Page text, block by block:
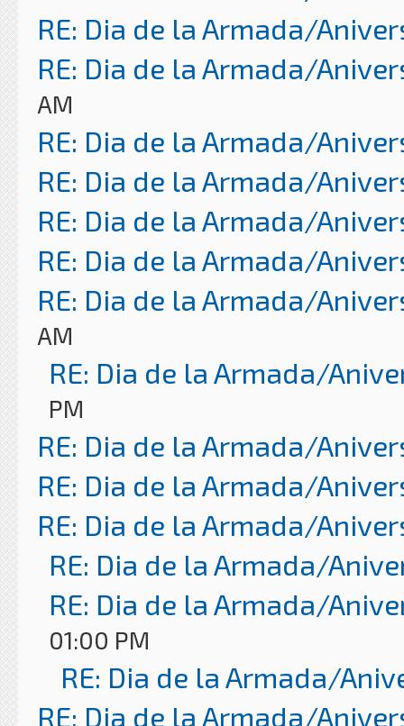
RE: Dia de la Armada/
RE: Dia de la Armada/
AM
RE: Dia de la Armada/
RE: Dia de la Armada/
RE: Dia de la Armada/
RE: Dia de la Armada/
RE: Dia de la Armada/
AM
RE: Dia de la Armada/
PM
RE: Dia de la Armada/
RE: Dia de la Armada/
RE: Dia de la Armada/
RE: Dia de la Armada/
RE: Dia de la Armada/
01:00 PM
RE: Dia de la Armada/
RE: Dia de la Armada/